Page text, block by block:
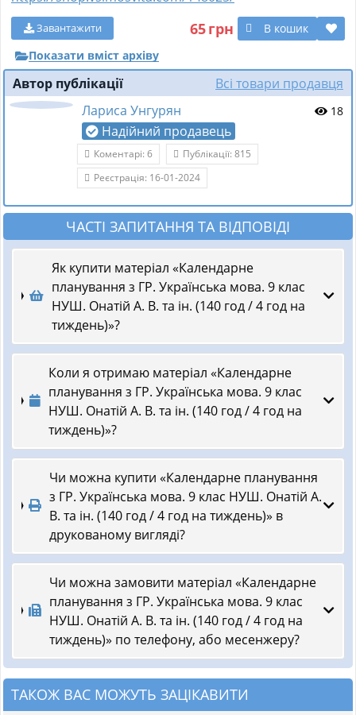
65грн В кошик
Завантажити
Показати вміст архіву
Автор публікації
Всі товари продавця
Лариса Унгурян
Надійний продавець
18
Коментарі: 6
Публікації: 815
Реєстрація: 16-01-2024
ЧАСТІ ЗАПИТАННЯ ТА ВІДПОВІДІ
Як купити матеріал «Календарне
планування з ГР. Українська мова. 9 клас
НУШ. Онатій А. В. та ін. (140 год / 4 год на
тиждень)»?
Коли я отримаю матеріал «Календарне
планування з ГР. Українська мова. 9 клас
НУШ. Онатій А. В. та ін. (140 год / 4 год на
тиждень)»?
Чи можна купити «Календарне планування
з ГР. Українська мова. 9 клас НУШ. Онатій А.
В. та ін. (140 год / 4 год на тиждень)» в
друкованому вигляді?
Чи можна замовити матеріал «Календарне
планування з ГР. Українська мова. 9 клас
НУШ. Онатій А. В. та ін. (140 год / 4 год на
тиждень)» по телефону, або месенжеру?
ТАКОЖ ВАС МОЖУТЬ ЗАЦІКАВИТИ